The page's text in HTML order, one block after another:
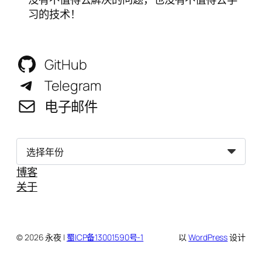
习的技术！
GitHub
Telegram
电子邮件
归
博客
关于
© 2026 永夜 | 蜀ICP备13001590号-1 以WordPress设计